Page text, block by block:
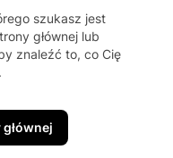
szukasz jest
głównej lub
znaleźć to, co Cię